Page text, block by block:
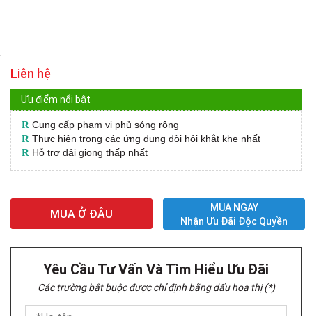
Liên hệ
Ưu điểm nổi bật
R Cung cấp phạm vi phủ sóng rộng
R Thực hiện trong các ứng dụng đòi hỏi khắt khe nhất
R Hỗ trợ dải giọng thấp nhất
MUA Ở ĐÂU
MUA NGAY
Nhận Ưu Đãi Độc Quyền
Yêu Cầu Tư Vấn Và Tìm Hiểu Ưu Đãi
Các trường bắt buộc được chỉ định bằng dấu hoa thị (*)